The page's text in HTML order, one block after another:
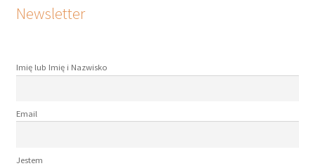
Newsletter
Imię lub Imię i Nazwisko
Email
Jestem